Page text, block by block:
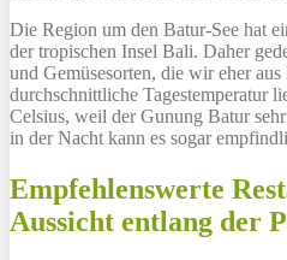
Die Region um den Batur-See hat
der tropischen Insel Bali. Daher
und Gemüsesorten, die wir eher
durchschnittliche Tagestemperatur
Celsius, weil der Gunung Batur
in der Nacht kann es sogar
Empfehlenswerte
Aussicht entlang der